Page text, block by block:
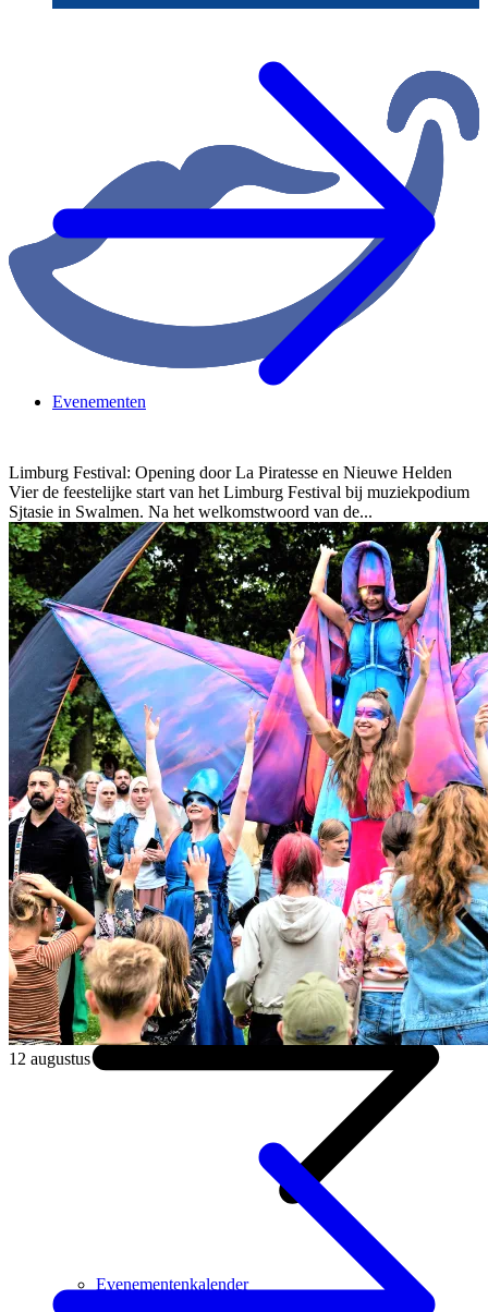
Evenementen
Evenementenkalender
Limburg Festival: Opening door La Piratesse en Nieuwe Helden
Vier de feestelijke start van het Limburg Festival bij muziekpodium
Sjtasie in Swalmen. Na het welkomstwoord van de...
12 augustus